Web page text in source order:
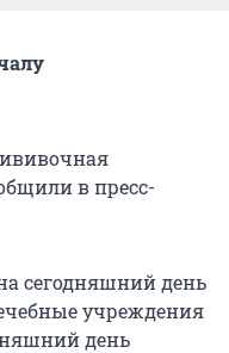
в пресс-
сегодняшний день
учреждения
день